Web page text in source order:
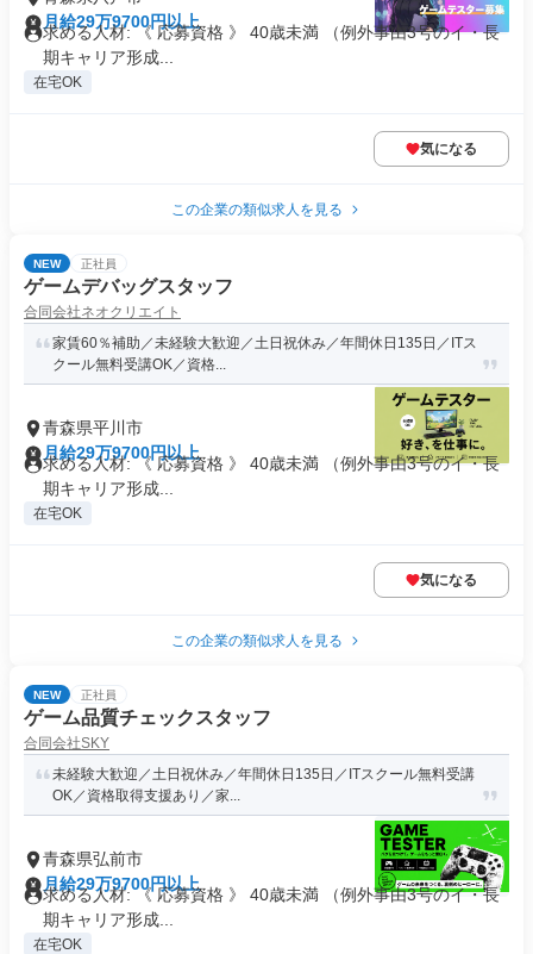
月給29万9700円以上
求める人材: 《 応募資格 》 40歳未満 （例外事由3号のイ・長
期キャリア形成...
在宅OK
気になる
この企業の類似求人を見る
NEW 正社員
ゲームデバッグスタッフ
合同会社ネオクリエイト
家賃60％補助／未経験大歓迎／土日祝休み／年間休日135日／ITス
クール無料受講OK／資格...
青森県平川市
月給29万9700円以上
求める人材: 《 応募資格 》 40歳未満 （例外事由3号のイ・長
期キャリア形成...
在宅OK
気になる
この企業の類似求人を見る
NEW 正社員
ゲーム品質チェックスタッフ
合同会社SKY
未経験大歓迎／土日祝休み／年間休日135日／ITスクール無料受講
OK／資格取得支援あり／家...
青森県弘前市
月給29万9700円以上
求める人材: 《 応募資格 》 40歳未満 （例外事由3号のイ・長
期キャリア形成...
在宅OK